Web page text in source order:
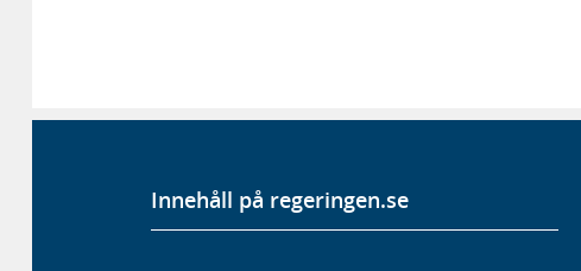
Innehåll på regeringen.se